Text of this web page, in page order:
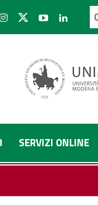
SERVIZI ONLINE